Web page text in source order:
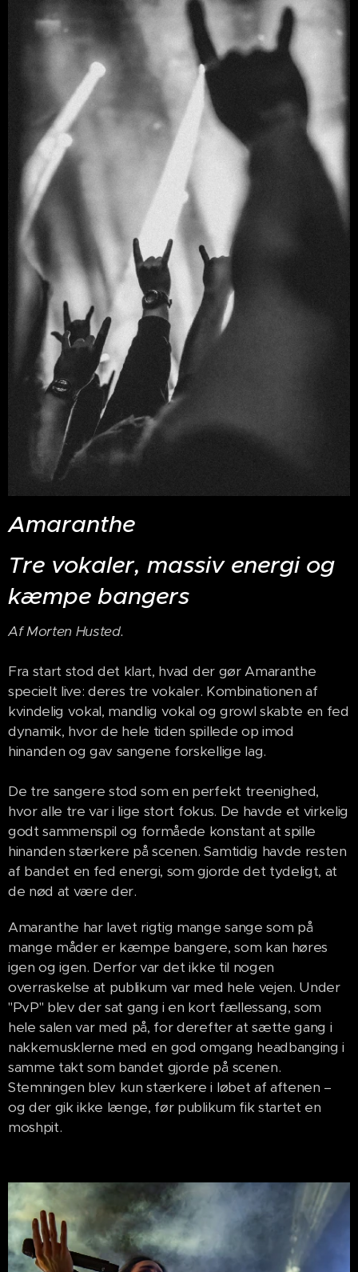
Amaranthe
Tre vokaler, massiv energi og
kæmpe bangers
Af Morten Husted.
Fra start stod det klart, hvad der gør Amaranthe
specielt live: deres tre vokaler. Kombinationen af
kvindelig vokal, mandlig vokal og growl skabte en fed
dynamik, hvor de hele tiden spillede op imod
hinanden og gav sangene forskellige lag.
De tre sangere stod som en perfekt treenighed,
hvor alle tre var i lige stort fokus. De havde et virkelig
godt sammenspil og formåede konstant at spille
hinanden stærkere på scenen. Samtidig havde resten
af bandet en fed energi, som gjorde det tydeligt, at
de nød at være der.
Amaranthe har lavet rigtig mange sange som på
mange måder er kæmpe bangere, som kan høres
igen og igen. Derfor var det ikke til nogen
overraskelse at publikum var med hele vejen. Under
"PvP" blev der sat gang i en kort fællessang, som
hele salen var med på, for derefter at sætte gang i
nakkemusklerne med en god omgang headbanging i
samme takt som bandet gjorde på scenen.
Stemningen blev kun stærkere i løbet af aftenen –
og der gik ikke længe, før publikum fik startet en
moshpit.